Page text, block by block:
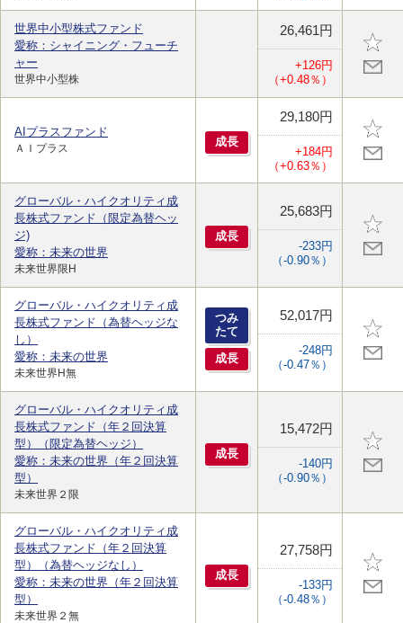
世界中小型株式ファンド
愛称：シャイニング・フューチ
ャー
世界中小型株
26,461円
+126円
（+0.48％）
AIプラスファンド
ＡＩプラス 成長
29,180円
+184円
（+0.63％）
グローバル・ハイクオリティ成
長株式ファンド（限定為替ヘッ
ジ)
愛称：未来の世界
未来世界限H
成長
25,683円
-233円
（-0.90％）
グローバル・ハイクオリティ成
長株式ファンド（為替ヘッジな
し）
愛称：未来の世界
未来世界H無
つみ
たて
成長
52,017円
-248円
（-0.47％）
グローバル・ハイクオリティ成
長株式ファンド（年２回決算
型）（限定為替ヘッジ）
愛称：未来の世界（年２回決算
型）
未来世界２限
成長
15,472円
-140円
（-0.90％）
グローバル・ハイクオリティ成
長株式ファンド（年２回決算
型）（為替ヘッジなし）
愛称：未来の世界（年２回決算
型）
未来世界２無
成長
27,758円
-133円
（-0.48％）